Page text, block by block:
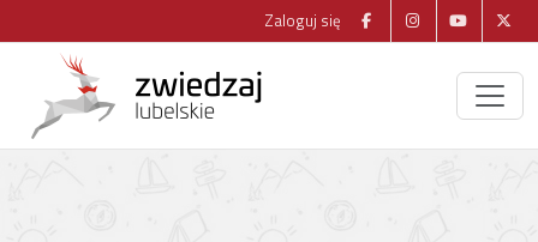
Zaloguj się